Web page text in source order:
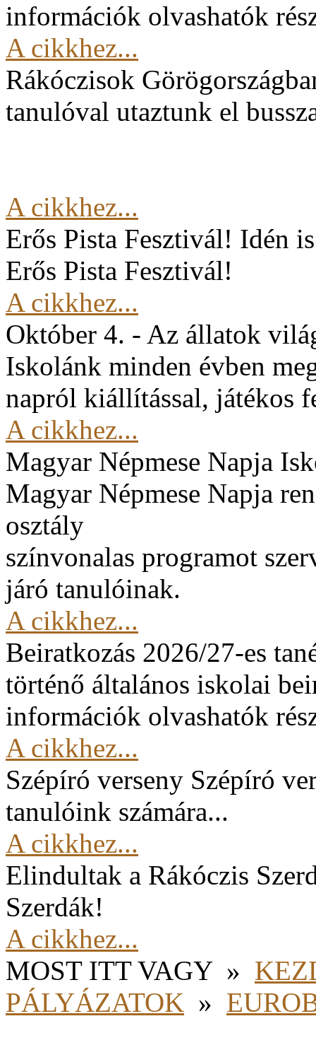
információk olvashatók
A cikkhez...
Rákóczisok
tanulóval utaztunk el
A cikkhez...
Erős Pista Fesztivál! Idén
Erős Pista Fesztivál!
A cikkhez...
Október 4. - Az állatok
Iskolánk minden évben
napról kiállítással, játékos
A cikkhez...
Magyar Népmese Napja
Magyar Népmese Napja
osztály
színvonalas programot
járó tanulóinak.
A cikkhez...
Beiratkozás 2026/27-es
történő általános iskolai
információk olvashatók
A cikkhez...
Szépíró verseny Szépíró
tanulóink számára...
A cikkhez...
Elindultak a Rákóczis
Szerdák!
A cikkhez...
MOST ITT VAGY »
PÁLYÁZATOK »